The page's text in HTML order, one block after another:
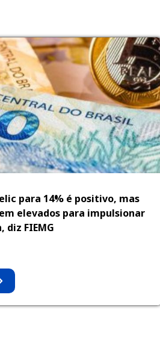
para 14% é positivo, mas
elevados para impulsionar
diz FIEMG